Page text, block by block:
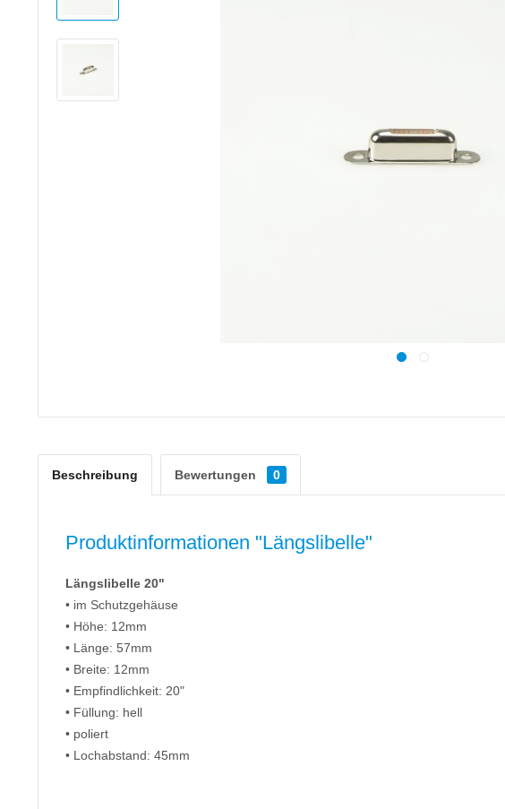
Beschreibung Bewertungen 0
Produktinformationen "Längslibelle"
Längslibelle 20"
• im Schutzgehäuse
• Höhe: 12mm
• Länge: 57mm
• Breite: 12mm
• Empfindlichkeit: 20"
• Füllung: hell
• poliert
• Lochabstand: 45mm